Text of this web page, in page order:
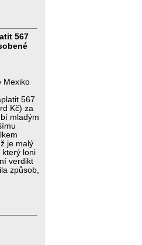
567
Mexiko
567
Kč) za
mladým
je malý
který loni
verdikt
způsob,